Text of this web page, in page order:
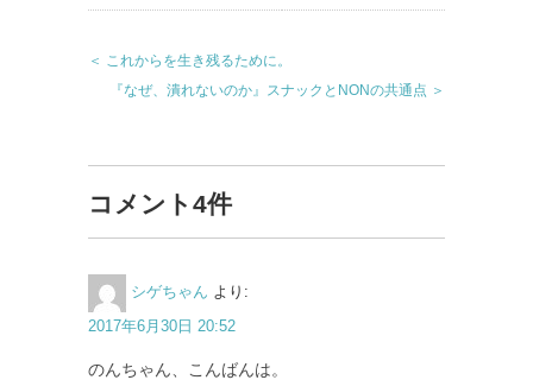
＜ これからを生き残るために。
『なぜ、潰れないのか』スナックとNONの共通点 ＞
コメント4件
シゲちゃん より:
2017年6月30日 20:52
のんちゃん、こんばんは。